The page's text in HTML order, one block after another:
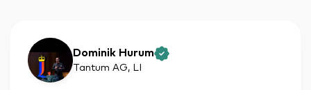
Dominik Hurum
Tantum AG, LI